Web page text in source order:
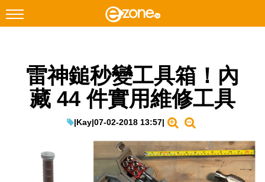
Facebook Instagram
科技焦點
教學評測
雷神鎚秒變工具箱！內
藏 44 件實用維修工具
|Kay|07-02-2018 13:57|